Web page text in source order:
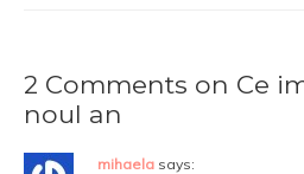
2 Comments on Ce
noul an
mihaela says: